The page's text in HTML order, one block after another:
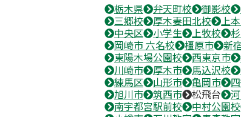
栃木県 弁天町校 御影校
三郷校
厚木妻田北校 上
中央区
小学生 上牧校
岡崎市 六名校
橿原市 新
東陽木場公園校
西東京市
川崎市
厚木市 馬込沢校
練馬区
山形市 亀岡市
旭川市
筑西市 松飛台
南宇都宮駅前校
中村公園校